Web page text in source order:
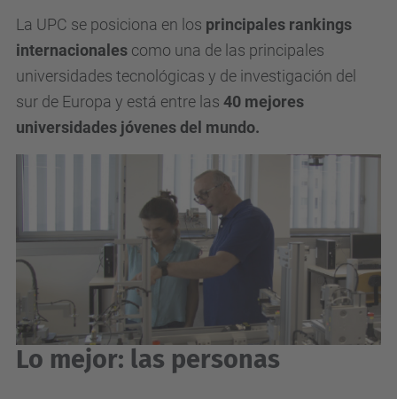
La UPC se posiciona en los principales rankings
internacionales como una de las principales
universidades tecnológicas y de investigación del
sur de Europa y está entre las 40 mejores
universidades jóvenes del mundo.
Lo mejor: las personas